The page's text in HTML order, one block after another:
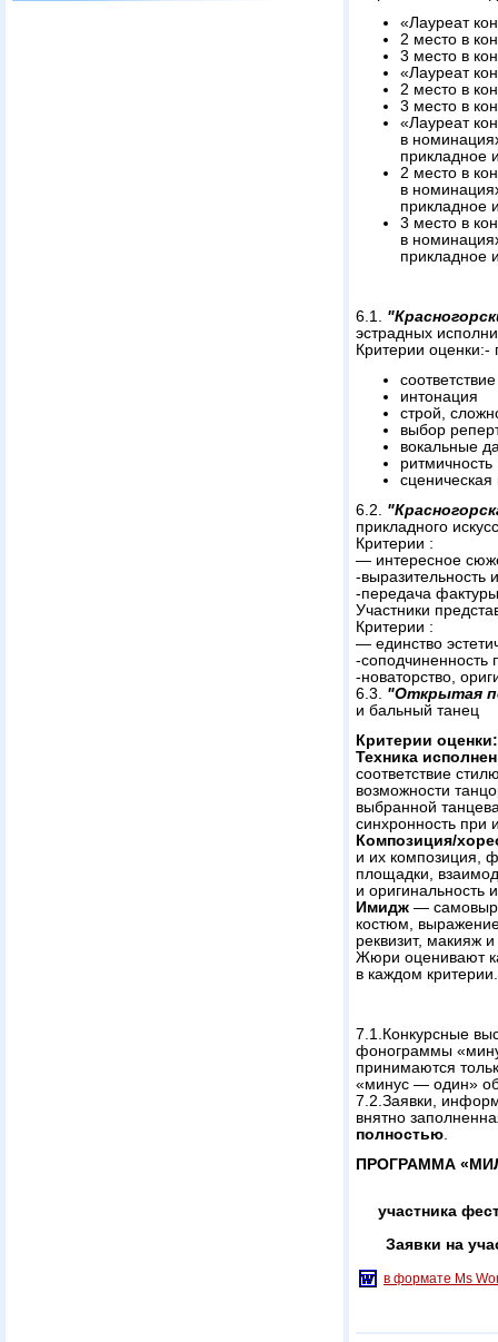
«Лауреат
2 место в
3 место в
«Лауреат
2 место в
3 место в
«Лауреат
в
прикладное
2 место в
в
прикладное
3 место в
в
прикладное
6.1.
эстрадных
Критерии оценки:-
интонация
строй,
выбор
вокальные
ритмичность
сценическая
6.2.
прикладного
Критерии :
— интересное
-выразительность
-передача
Участники
Критерии :
— единство
-
-новаторство,
6.3. "Открытая
и бальный танец
Критерии оценки:
Техника
соответствие
возможности
выбранной
синхронность при
Композиция/
и их композиция,
площадки,
и оригинальность
Имидж —
костюм,
реквизит, макияж и
Жюри оценивают
в каждом критерии.
7.1.Конкурсные
фонограммы
принимаются
«минус — один»
7.2.Заявки,
внятно
полностью.
ПРОГРАММА
участника
Заявки на
в формате Ms